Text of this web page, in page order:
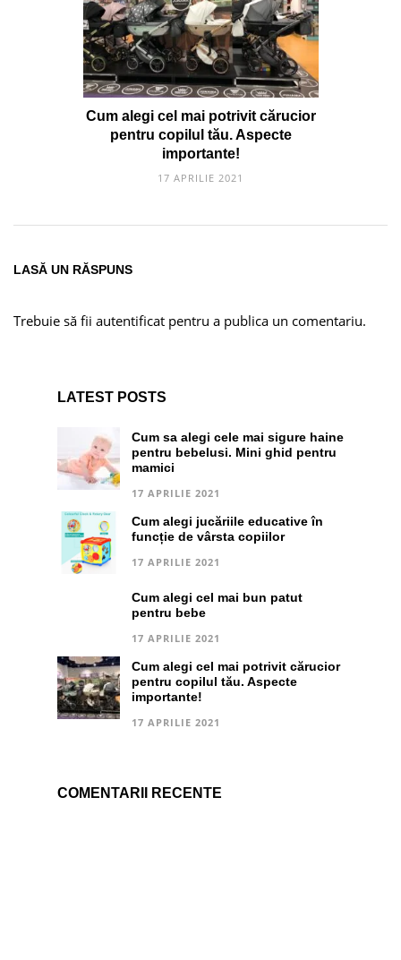
Cum alegi cel mai potrivit cărucior
pentru copilul tău. Aspecte
importante!
17 APRILIE 2021
LASĂ UN RĂSPUNS
Trebuie să fii autentificat pentru a publica un comentariu.
LATEST POSTS
Cum sa alegi cele mai sigure haine
pentru bebelusi. Mini ghid pentru
mamici
17 APRILIE 2021
Cum alegi jucăriile educative în
funcție de vârsta copiilor
17 APRILIE 2021
Cum alegi cel mai bun patut
pentru bebe
17 APRILIE 2021
Cum alegi cel mai potrivit cărucior
pentru copilul tău. Aspecte
importante!
17 APRILIE 2021
COMENTARII RECENTE